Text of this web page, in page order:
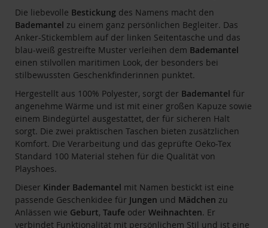
Die liebevolle Bestickung des Namens macht den
Bademantel zu einem ganz persönlichen Begleiter. Das
Anker-Stickemblem auf der linken Seitentasche und das
blau-weiß gestreifte Muster verleihen dem Bademantel
einen stilvollen maritimen Look, der besonders bei
stilbewussten Geschenkfinderinnen punktet.
Hergestellt aus 100% Polyester, sorgt der Bademantel für
angenehme Wärme und ist mit einer großen Kapuze sowie
einem Bindegürtel ausgestattet, der für sicheren Halt
sorgt. Die zwei praktischen Taschen bieten zusätzlichen
Komfort. Die Verarbeitung und das geprüfte Oeko-Tex
Standard 100 Material stehen für die Qualität von
Playshoes.
Dieser Kinder Bademantel mit Namen bestickt ist eine
passende Geschenkidee für Jungen und Mädchen zu
Anlässen wie Geburt, Taufe oder Weihnachten. Er
verbindet Funktionalität mit persönlichem Stil und ist eine